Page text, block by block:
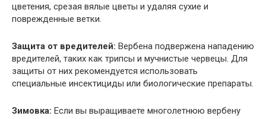
цветения, срезая вялые цветы и удаляя сухие и
поврежденные ветки.
Защита от вредителей: Вербена подвержена нападению
вредителей, таких как трипсы и мучнистые червецы. Для
защиты от них рекомендуется использовать
специальные инсектициды или биологические препараты.
Зимовка: Если вы выращиваете многолетнюю вербену